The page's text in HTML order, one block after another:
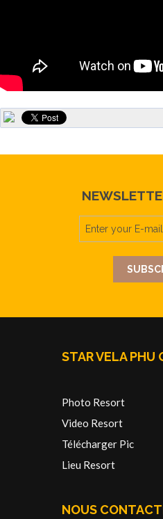
STAR VELA PHU
Photo Resort
Video Resort
Télécharger Pic
Lieu Resort
NOUS